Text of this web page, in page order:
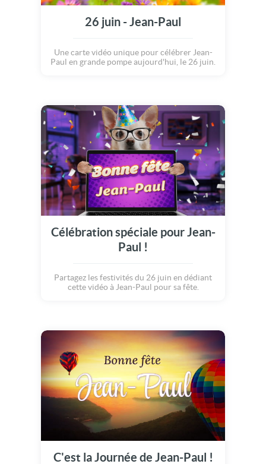
26 juin - Jean-Paul
Une carte vidéo unique pour célébrer Jean-
Paul en grande pompe aujourd'hui, le 26 juin.
Célébration spéciale pour Jean-
Paul !
Partagez les festivités du 26 juin en dédiant
cette vidéo à Jean-Paul pour sa fête.
C'est la Journée de Jean-Paul !